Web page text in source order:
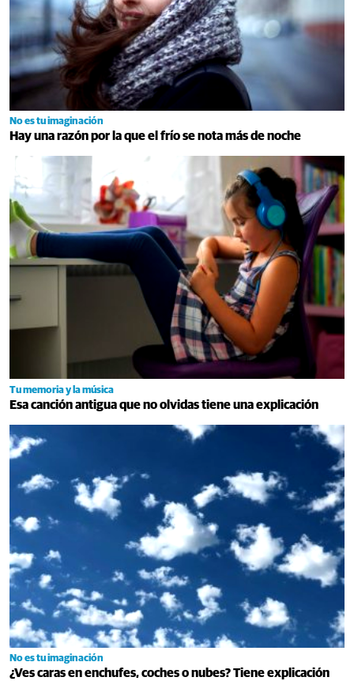
No es tu imaginación
Hay una razón por la que el frío se nota más de noche
Tu memoria y la música
Esa canción antigua que no olvidas tiene una explicación
No es tu imaginación
¿Ves caras en enchufes, coches o nubes? Tiene explicación